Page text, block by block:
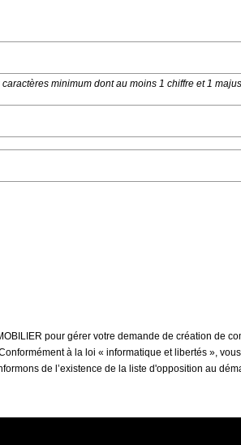
minimum dont au moins 1 chiffre et 1
pour gérer votre demande de création de
à la loi « informatique et libertés »,
de l’existence de la liste d'opposition au